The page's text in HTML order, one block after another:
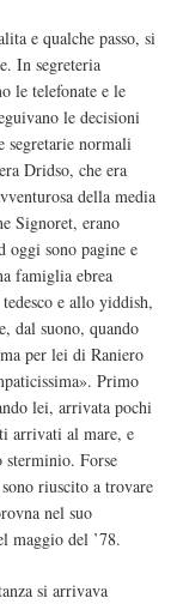
e qualche passo, si
In segreteria
le telefonate e le
le decisioni
segretarie normali
Dridso, che era
della media
Signoret, erano
oggi sono pagine e
famiglia ebrea
e allo yiddish,
dal suono, quando
per lei di Raniero
Primo
lei, arrivata pochi
arrivati al mare, e
sterminio. Forse
riuscito a trovare
nel suo
maggio del ’78.
si arrivava